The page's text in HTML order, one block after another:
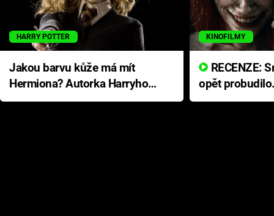
HARRY POTTER
Jakou barvu kůže má mít
Hermiona? Autorka Harryho
Pottera přišla s ráznou
KINOFILMY
opět
přichází s